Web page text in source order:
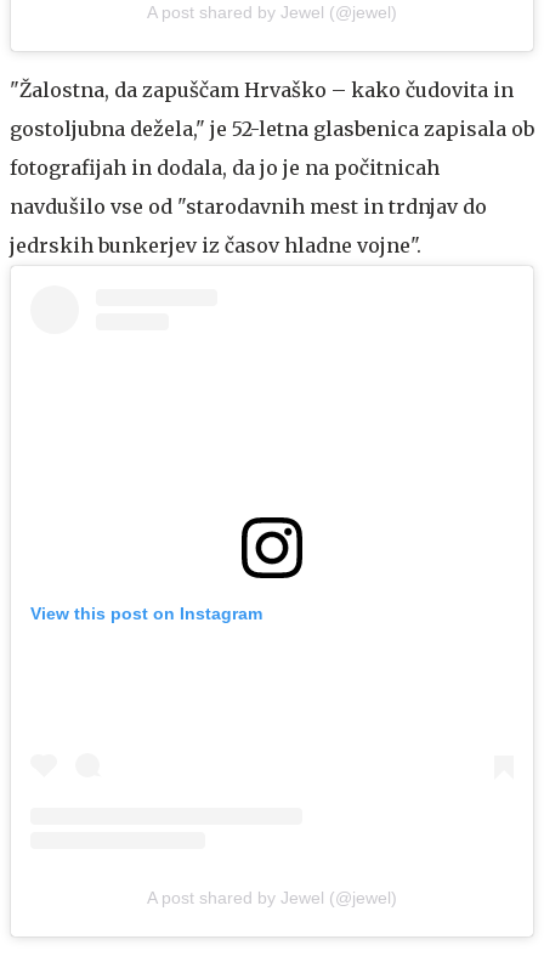
A post shared by Jewel (@jewel)
"Žalostna, da zapuščam Hrvaško – kako čudovita in
gostoljubna dežela," je 52-letna glasbenica zapisala ob
fotografijah in dodala, da jo je na počitnicah
navdušilo vse od "starodavnih mest in trdnjav do
jedrskih bunkerjev iz časov hladne vojne".
View this post on Instagram
A post shared by Jewel (@jewel)